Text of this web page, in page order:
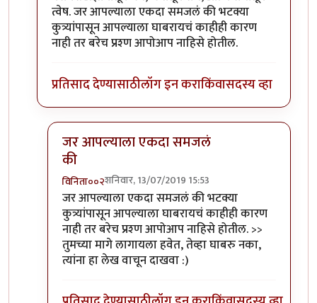
त्वेष. जर आपल्याला एकदा समजलं की भटक्या
कुत्र्यांपासून आपल्याला घाबरायचं काहीही कारण
नाही तर बरेच प्रश्ण आपोआप नाहिसे होतील.
प्रतिसाद देण्यासाठीलॉग इन कराकिंवासदस्य व्हा
जर आपल्याला एकदा समजलं
की
विनिता००२शनिवार, 13/07/2019 15:53
In reply toभयातून राग व रागातून द्वेषby
जर आपल्याला एकदा समजलं की भटक्या
कुत्र्यांपासून आपल्याला घाबरायचं काहीही कारण
नाही तर बरेच प्रश्ण आपोआप नाहिसे होतील. >>
तुमच्या मागे लागायला हवेत, तेव्हा घाबरु नका,
त्यांना हा लेख वाचून दाखवा :)